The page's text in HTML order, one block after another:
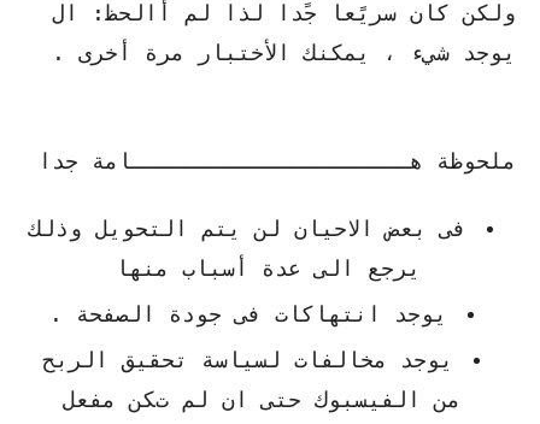
ولكن كان سريًعا جًدا لذا لم أالحظ: ال
يوجد شيء ، يمكنك الأختبار مرة أخرى .
ملحوظة هـــــــــــــــــــــامة جدا
فى بعض الاحيان لن يتم التحويل وذلك
يرجع الى عدة أسباب منها
يوجد انتهاكات فى جودة الصفحة .
يوجد مخالفات لسياسة تحقيق الربح
من الفيسبوك حتى ان لم تكن مفعل